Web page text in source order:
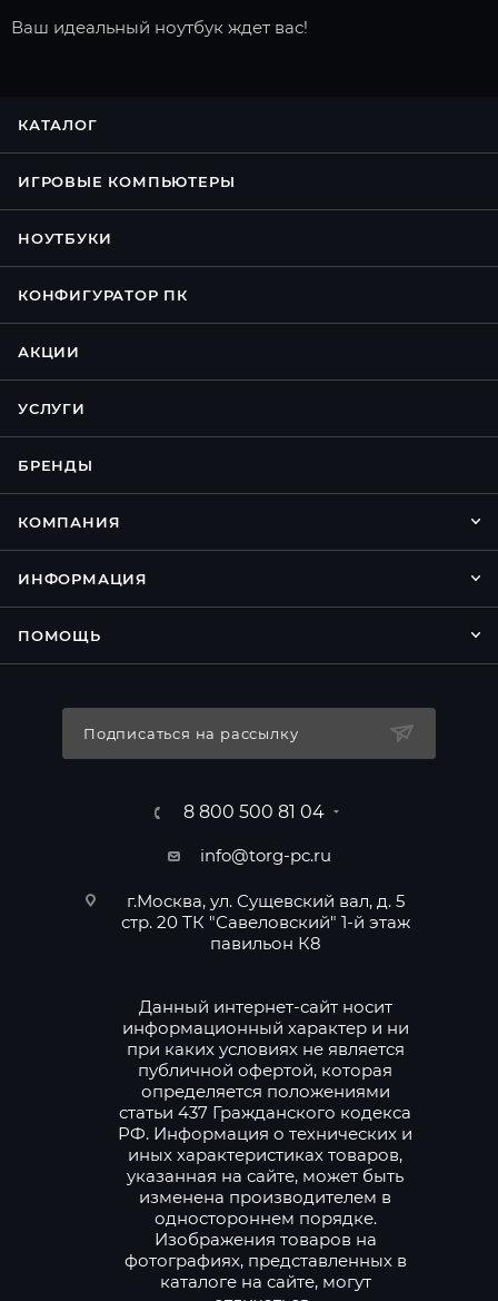
Ваш идеальный ноутбук ждет вас!
КАТАЛОГ
ИГРОВЫЕ КОМПЬЮТЕРЫ
НОУТБУКИ
КОНФИГУРАТОР ПК
АКЦИИ
УСЛУГИ
БРЕНДЫ
КОМПАНИЯ
ИНФОРМАЦИЯ
ПОМОЩЬ
Подписаться на рассылку
8 800 500 81 04
info@torg-pc.ru
г.Москва, ул. Сущевский вал, д. 5
стр. 20 ТК "Савеловский" 1-й этаж
павильон К8
Данный интернет-сайт носит
информационный характер и ни
при каких условиях не является
публичной офертой, которая
определяется положениями
статьи 437 Гражданского кодекса
РФ. Информация о технических и
иных характеристиках товаров,
указанная на сайте, может быть
изменена производителем в
одностороннем порядке.
Изображения товаров на
фотографиях, представленных в
каталоге на сайте, могут